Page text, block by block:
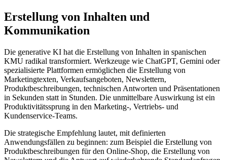
Erstellung von Inhalten und
Kommunikation
Die generative KI hat die Erstellung von Inhalten in spanischen
KMU radikal transformiert. Werkzeuge wie ChatGPT, Gemini oder
spezialisierte Plattformen ermöglichen die Erstellung von
Marketingtexten, Verkaufsangeboten, Newslettern,
Produktbeschreibungen, technischen Antworten und Präsentationen
in Sekunden statt in Stunden. Die unmittelbare Auswirkung ist ein
Produktivitätssprung in den Marketing-, Vertriebs- und
Kundenservice-Teams.
Die strategische Empfehlung lautet, mit definierten
Anwendungsfällen zu beginnen: zum Beispiel die Erstellung von
Produktbeschreibungen für den Online-Shop, die Erstellung von